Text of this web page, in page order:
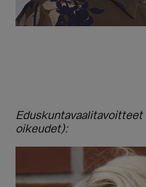
oikeudet):